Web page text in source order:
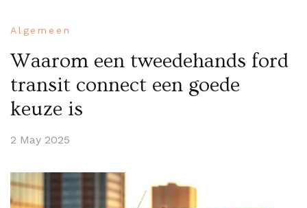
Algemeen
Waarom een tweedehands ford
transit connect een goede
keuze is
2 May 2025